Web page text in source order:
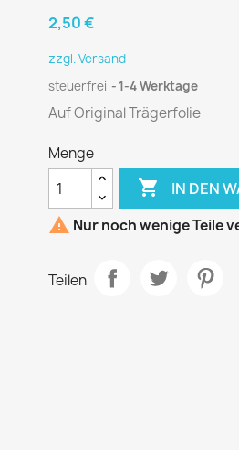
2,50 €
zzgl. Versand
steuerfrei
1-4 Werktage
Auf Original Trägerfolie
Menge
 IN DEN
 Nur noch wenige Teile
Teilen